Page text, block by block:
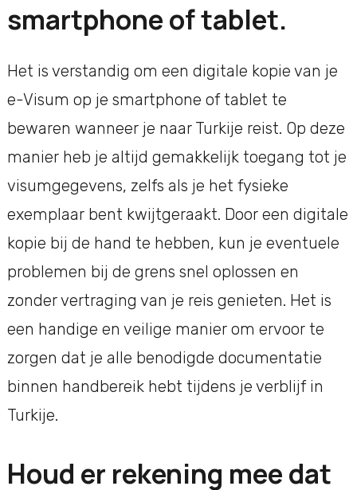
smartphone of tablet.
Het is verstandig om een digitale kopie van je
e-Visum op je smartphone of tablet te
bewaren wanneer je naar Turkije reist. Op deze
manier heb je altijd gemakkelijk toegang tot je
visumgegevens, zelfs als je het fysieke
exemplaar bent kwijtgeraakt. Door een digitale
kopie bij de hand te hebben, kun je eventuele
problemen bij de grens snel oplossen en
zonder vertraging van je reis genieten. Het is
een handige en veilige manier om ervoor te
zorgen dat je alle benodigde documentatie
binnen handbereik hebt tijdens je verblijf in
Turkije.
Houd er rekening mee dat